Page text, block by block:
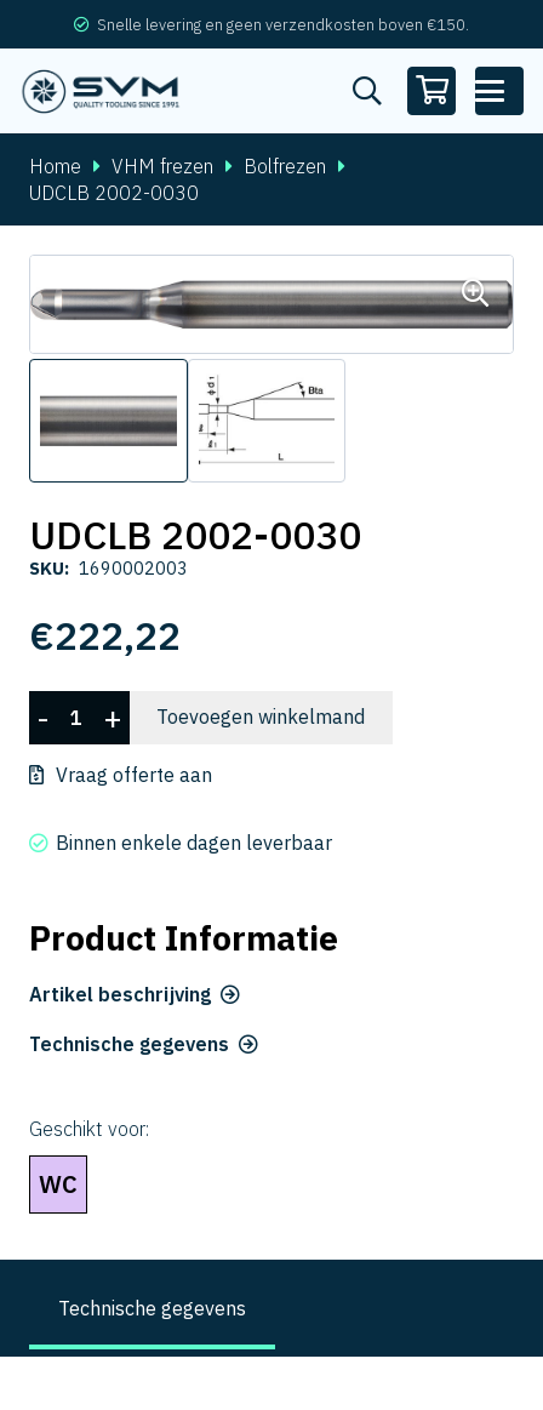
Snelle levering en geen verzendkosten boven €150.
Home VHM frezen
Bolfrezen
UDCLB 2002-0030
UDCLB 2002-0030
SKU: 1690002003
€222,22
UDCLB
2002-
0030
- + Toevoegen winkelmand
Vraag offerte aan
Binnen enkele dagen leverbaar
Product Informatie
Artikel beschrijving
Technische gegevens
Geschikt voor:
WC
Technische gegevens